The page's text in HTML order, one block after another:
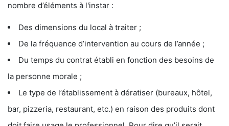
nombre d’éléments à l'instar :
Des dimensions du local à traiter ;
De la fréquence d’intervention au cours de l’année ;
Du temps du contrat établi en fonction des besoins de
la personne morale ;
Le type de l’établissement à dératiser (bureaux, hôtel,
bar, pizzeria, restaurant, etc.) en raison des produits dont